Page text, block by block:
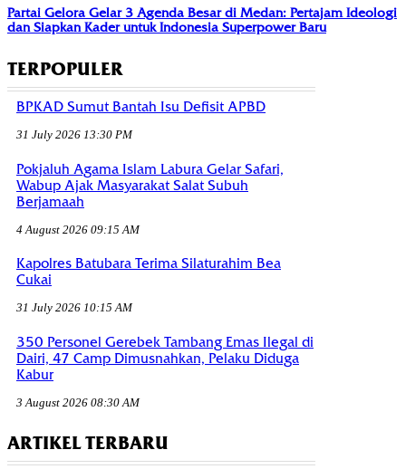
Partai Gelora Gelar 3 Agenda Besar di Medan: Pertajam Ideologi
dan Siapkan Kader untuk Indonesia Superpower Baru
TERPOPULER
BPKAD Sumut Bantah Isu Defisit APBD
31 July 2026 13:30 PM
Pokjaluh Agama Islam Labura Gelar Safari,
Wabup Ajak Masyarakat Salat Subuh
Berjamaah
4 August 2026 09:15 AM
Kapolres Batubara Terima Silaturahim Bea
Cukai
31 July 2026 10:15 AM
350 Personel Gerebek Tambang Emas Ilegal di
Dairi, 47 Camp Dimusnahkan, Pelaku Diduga
Kabur
3 August 2026 08:30 AM
ARTIKEL TERBARU